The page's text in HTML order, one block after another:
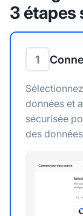
3 étapes
1
données et
sécurisée
des